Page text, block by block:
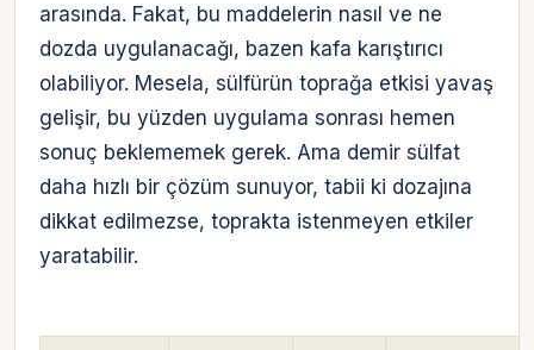
arasında. Fakat, bu maddelerin nasıl ve ne
dozda uygulanacağı, bazen kafa karıştırıcı
olabiliyor. Mesela, sülfürün toprağa etkisi yavaş
gelişir, bu yüzden uygulama sonrası hemen
sonuç beklememek gerek. Ama demir sülfat
daha hızlı bir çözüm sunuyor, tabii ki dozajına
dikkat edilmezse, toprakta istenmeyen etkiler
yaratabilir.